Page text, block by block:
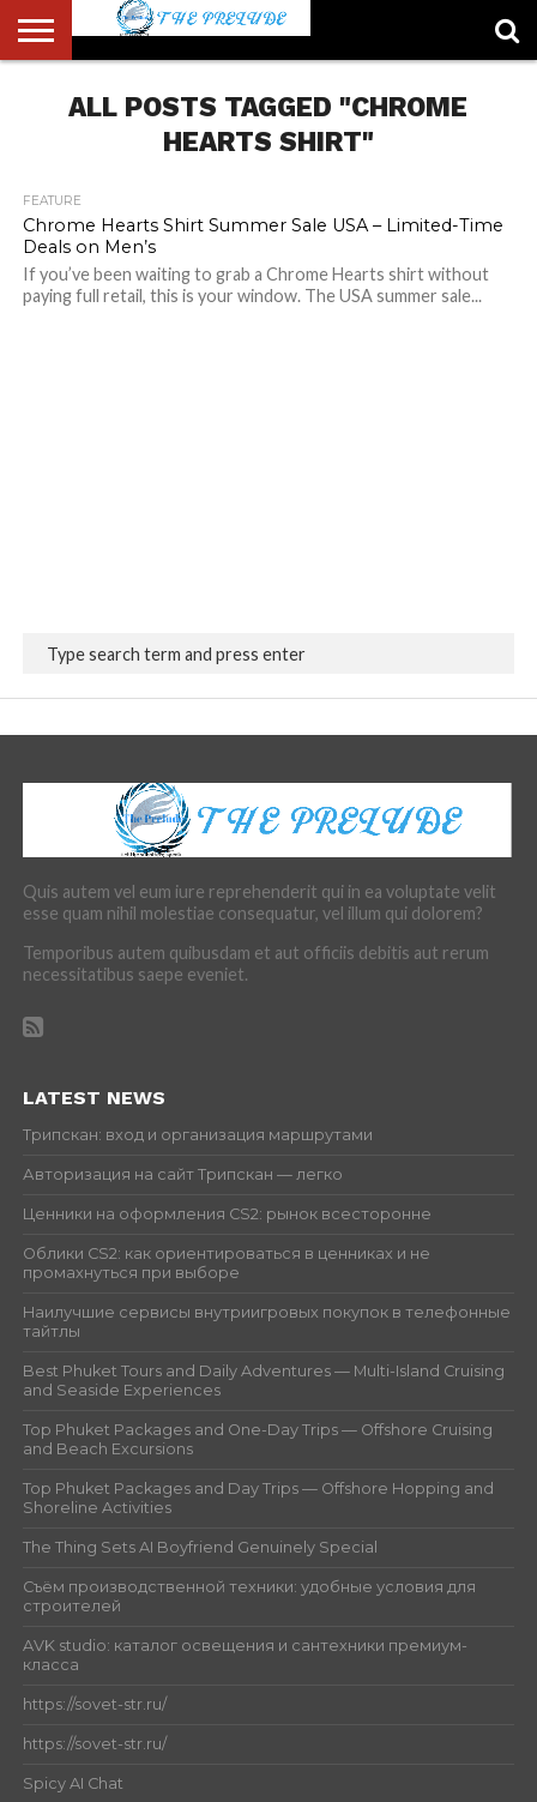
ACCOUNT
AUTHORS
LIST
FULL-
WIDTH
HOME
LATEST
NEWS
LOGIN
LOGOUT
MEMBERS
PASSWORD
RESET
REGISTER
SAMPLE
PAGE
TYPOGRAPHY
USER
ALL POSTS TAGGED "CHROME
HEARTS SHIRT"
FEATURE
Chrome Hearts Shirt Summer Sale USA – Limited-Time
Deals on Men’s
If you’ve been waiting to grab a Chrome Hearts shirt without
paying full retail, this is your window. The USA summer sale...
Quis autem vel eum iure reprehenderit qui in ea voluptate velit
esse quam nihil molestiae consequatur, vel illum qui dolorem?
Temporibus autem quibusdam et aut officiis debitis aut rerum
necessitatibus saepe eveniet.
LATEST NEWS
Трипскан: вход и организация маршрутами
Авторизация на сайт Трипскан — легко
Ценники на оформления CS2: рынок всесторонне
Облики CS2: как ориентироваться в ценниках и не
промахнуться при выборе
Наилучшие сервисы внутриигровых покупок в телефонные
тайтлы
Best Phuket Tours and Daily Adventures — Multi-Island Cruising
and Seaside Experiences
Top Phuket Packages and One-Day Trips — Offshore Cruising
and Beach Excursions
Top Phuket Packages and Day Trips — Offshore Hopping and
Shoreline Activities
The Thing Sets AI Boyfriend Genuinely Special
Съём производственной техники: удобные условия для
строителей
AVK studio: каталог освещения и сантехники премиум-
класса
https://sovet-str.ru/
https://sovet-str.ru/
Spicy AI Chat